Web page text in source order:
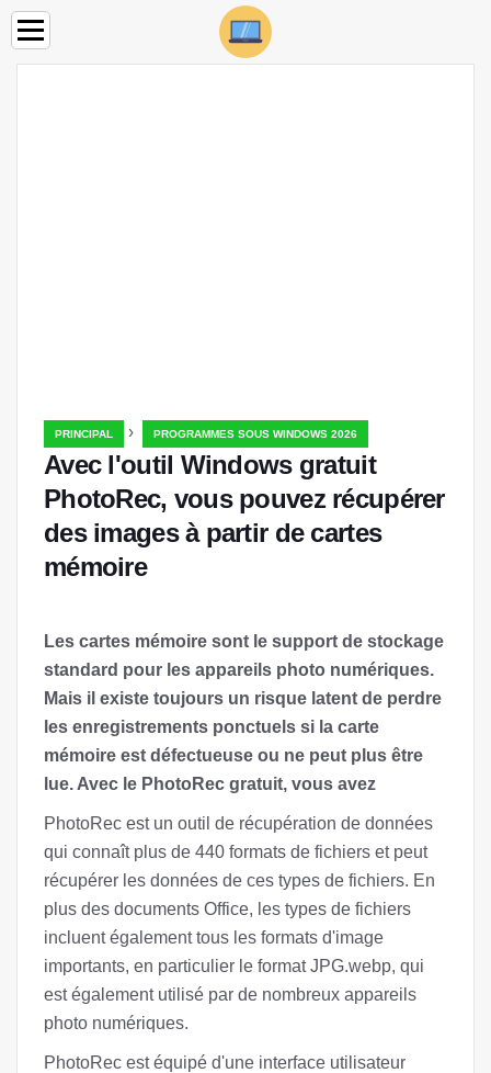
PRINCIPAL › PROGRAMMES SOUS WINDOWS 2026
Avec l'outil Windows gratuit
PhotoRec, vous pouvez récupérer
des images à partir de cartes
mémoire
Les cartes mémoire sont le support de stockage
standard pour les appareils photo numériques.
Mais il existe toujours un risque latent de perdre
les enregistrements ponctuels si la carte
mémoire est défectueuse ou ne peut plus être
lue. Avec le PhotoRec gratuit, vous avez
PhotoRec est un outil de récupération de données
qui connaît plus de 440 formats de fichiers et peut
récupérer les données de ces types de fichiers. En
plus des documents Office, les types de fichiers
incluent également tous les formats d'image
importants, en particulier le format JPG.webp, qui
est également utilisé par de nombreux appareils
photo numériques.
PhotoRec est équipé d'une interface utilisateur